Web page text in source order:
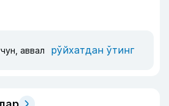
аввал рўйхатдан ўтинг